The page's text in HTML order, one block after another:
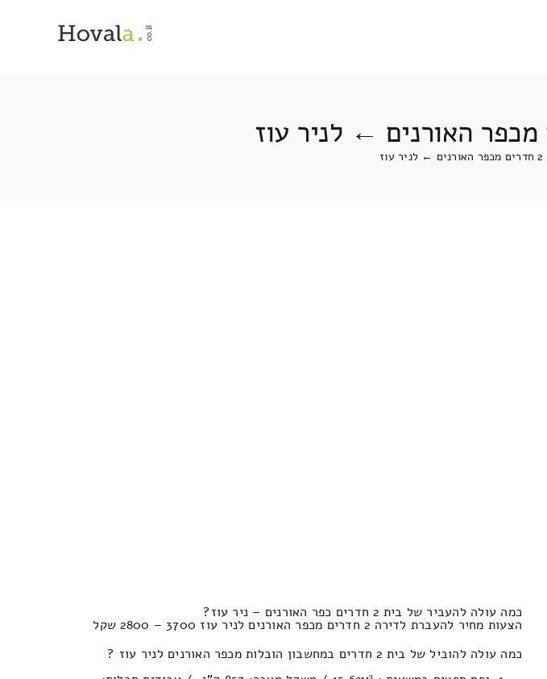
כמה עולה להעביר של בית 2 חדרים כפר האורנים – ניר עוז?
הצעות מחיר להעברת לדירה 2 חדרים מכפר האורנים לניר עוז 3700 – 2800 שקל
כמה עולה להוביל של בית 2 חדרים במחשבון הובלות מכפר האורנים לניר עוז ?